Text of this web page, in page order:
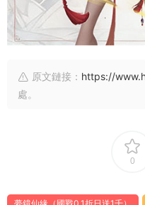
原文鏈接： https://
處。
0